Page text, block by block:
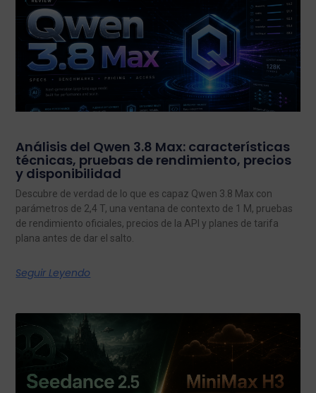
Análisis del Qwen 3.8 Max: características
técnicas, pruebas de rendimiento, precios
y disponibilidad
Descubre de verdad de lo que es capaz Qwen 3.8 Max con
parámetros de 2,4 T, una ventana de contexto de 1 M, pruebas
de rendimiento oficiales, precios de la API y planes de tarifa
plana antes de dar el salto.
Seguir Leyendo